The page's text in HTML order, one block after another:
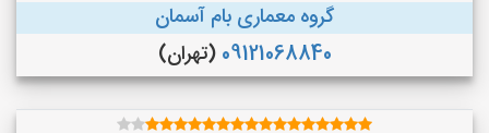
گروه معماری بام آسمان
09121068840 (تهران)